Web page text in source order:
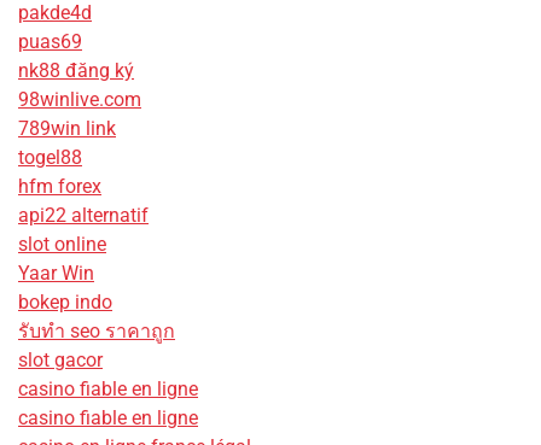
pakde4d
puas69
nk88 đăng ký
98winlive.com
789win link
togel88
hfm forex
api22 alternatif
slot online
Yaar Win
bokep indo
รับทํา seo ราคาถูก
slot gacor
casino fiable en ligne
casino fiable en ligne